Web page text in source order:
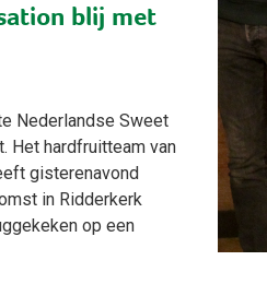
blij met
Nederlandse Sweet
Het hardfruitteam van
gisterenavond
in Ridderkerk
op een